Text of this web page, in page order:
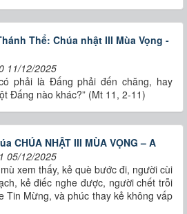
Thể: Chúa nhật III Mùa Vọng -
11/12/2025
phải là Ðấng phải đến chăng, hay
Ðấng nào khác?” (Mt 11, 2-11)
CHÚA NHẬT III MÙA VỌNG – A
05/12/2025
xem thấy, kẻ què bước đi, người cùi
kẻ điếc nghe được, người chết trỗi
Tin Mừng, và phúc thay kẻ không vấp